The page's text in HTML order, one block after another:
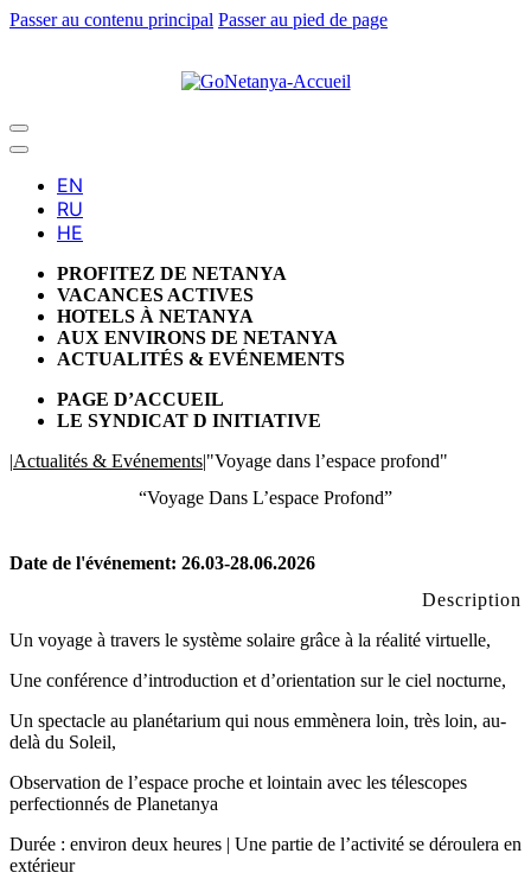
Passer au contenu principal Passer au pied de page
PROFITEZ DE NETANYA
VACANCES ACTIVES
HOTELS À NETANYA
AUX ENVIRONS DE NETANYA
ACTUALITÉS & EVÉNEMENTS
PAGE D’ACCUEIL
LE SYNDICAT D INITIATIVE
|Actualités & Evénements|"Voyage dans l’espace profond"
“Voyage Dans L’espace Profond”
Date de l'événement: 26.03-28.06.2026
Description
Un voyage à travers le système solaire grâce à la réalité virtuelle,
Une conférence d’introduction et d’orientation sur le ciel nocturne,
Un spectacle au planétarium qui nous emmènera loin, très loin, au-
delà du Soleil,
Observation de l’espace proche et lointain avec les télescopes
perfectionnés de Planetanya
Durée : environ deux heures | Une partie de l’activité se déroulera en
extérieur